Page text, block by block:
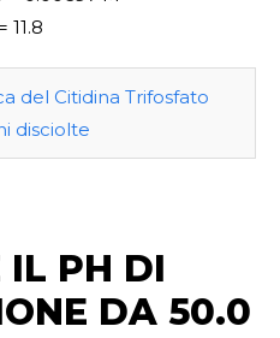
11.8
del Citidina Trifosfato
disciolte
IL PH DI
DA 50.0